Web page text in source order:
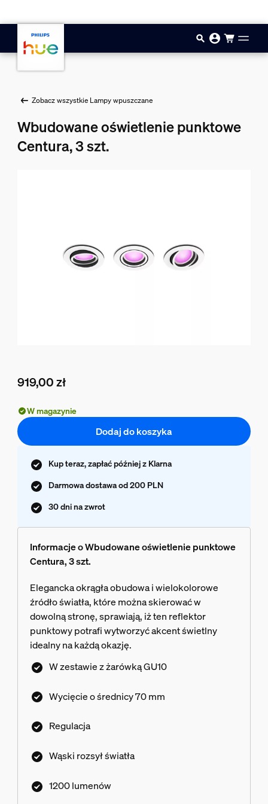
Zobacz wszystkie Lampy wpuszczane
Wbudowane oświetlenie punktowe
Centura, 3 szt.
919,00 zł
W magazynie
Dodaj do koszyka
Kup teraz, zapłać później z Klarna
Darmowa dostawa od 200 PLN
30 dni na zwrot
Informacje o Wbudowane oświetlenie punktowe
Centura, 3 szt.
Elegancka okrągła obudowa i wielokolorowe
źródło światła, które można skierować w
dowolną stronę, sprawiają, iż ten reflektor
punktowy potrafi wytworzyć akcent świetlny
idealny na każdą okazję.
W zestawie z żarówką GU10
Wycięcie o średnicy 70 mm
Regulacja
Wąski rozsył światła
1200 lumenów